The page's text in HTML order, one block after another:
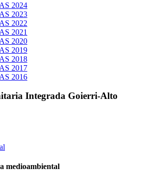
2024
2023
2022
2021
2020
2019
2018
2017
2016
Integrada Goierri-Alto
medioambiental